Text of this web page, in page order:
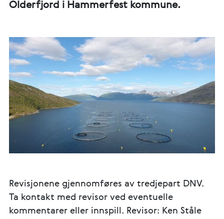
Olderfjord i Hammerfest kommune.
Revisjonene gjennomføres av tredjepart DNV.
Ta kontakt med revisor ved eventuelle
kommentarer eller innspill. Revisor: Ken Ståle